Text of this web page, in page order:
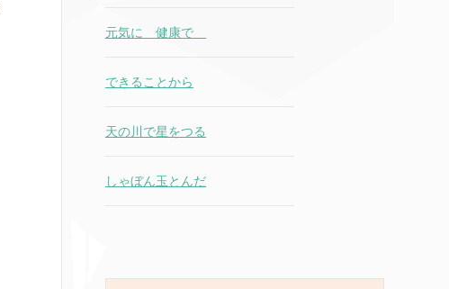
元気に 健康で
できることから
天の川で星をつる
しゃぼん玉とんだ